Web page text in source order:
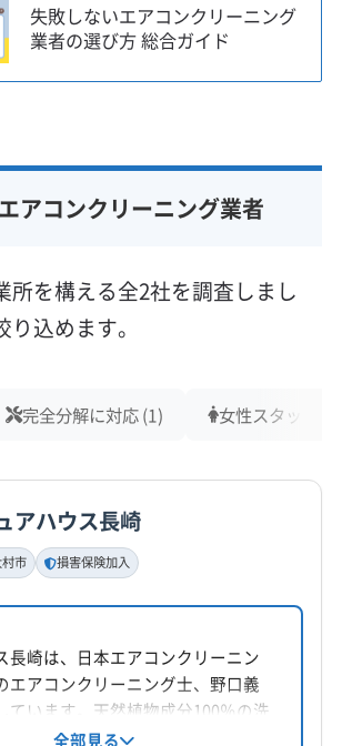
失敗しないエアコンクリーニング
業者の選び方 総合ガイド
アコンクリーニング業者
所を構える全2社を調査しまし
込めます。
完全分解に対応 (1) 女性スタッフ在
アハウス長崎
市 損害保険加入
長崎は、日本エアコンクリーニン
エアコンクリーニング士、野口義
ています。天然植物成分100％の洗
」を使用し、エアコンを丁寧にクリ
全部見る